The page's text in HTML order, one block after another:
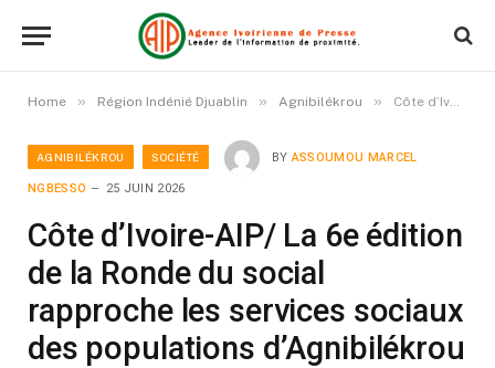
Home » Région Indénié Djuablin » Agnibilékrou » Côte d’Ivoire-AIP/ La 6e édition de la Ronde du social rapproche les services sociaux des populations d’Agnibilékrou
AGNIBILÉKROU SOCIÉTÉ BY ASSOUMOU MARCEL
NGBESSO 25 JUIN 2026
Côte d’Ivoire-AIP/ La 6e édition
de la Ronde du social
rapproche les services sociaux
des populations d’Agnibilékrou